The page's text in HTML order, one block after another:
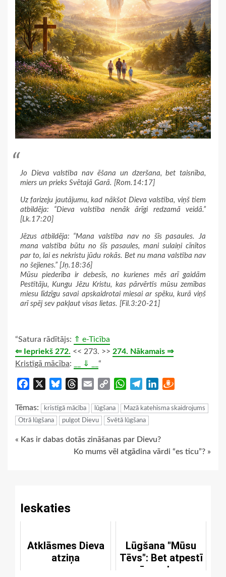
Jo Dieva valstība nav ēšana un dzeršana, bet taisnība,
miers un prieks Svētajā Garā. [Rom.14:17]
Uz farizeju jautājumu, kad nākšot Dieva valstība, viņš tiem
atbildēja: “Dieva valstība nenāk ārīgi redzamā veidā.”
[Lk.17:20]
Jēzus atbildēja: “Mana valstība nav no šīs pasaules. Ja
mana valstība būtu no šīs pasaules, mani sulaiņi cīnītos
par to, lai es nekristu jūdu rokās. Bet nu mana valstība nav
no šejienes.” [Jņ.18:36]
Mūsu piederība ir debesīs, no kurienes mēs arī gaidām
Pestītāju, Kungu Jēzu Kristu, kas pārvērtīs mūsu zemības
miesu līdzīgu savai apskaidrotai miesai ar spēku, kurā viņš
arī spēj sev pakļaut visas lietas. [Fil.3:20-21]
“Satura rādītājs: ⇑ e-Ticība
⇐ Iepriekš 272. << 273. >> 274. Nākamais ⇒
Kristīgā mācība: __ ⇓ __ “
Facebook BlueskyThreads
Email
Copy
WhatsApp
TelegramLinkedIn
Tēmas: kristīgā mācība lūgšana
Mazā katehisma skaidrojums
Otrā lūgšana
pulgot Dievu Svētā lūgšana
Continue
« Kas ir dabas dotās zināšanas par Dievu?
Ko mums vēl atgādina vārdi “es ticu”? »
Ieskaties
Atklāsmes Dieva
atziņa
Lūgšana "Mūsu
Tēvs": Bet atpestī
mūs no ļauna